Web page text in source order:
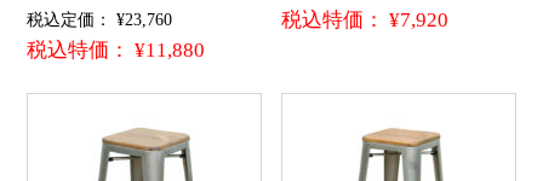
税込定価： ¥23,760
税込特価： ¥11,880
税込特価： ¥7,920